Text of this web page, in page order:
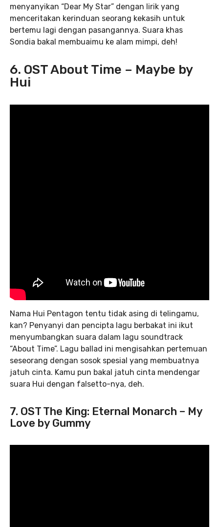
menyanyikan “Dear My Star” dengan lirik yang
menceritakan kerinduan seorang kekasih untuk
bertemu lagi dengan pasangannya. Suara khas
Sondia bakal membuaimu ke alam mimpi, deh!
6. OST About Time – Maybe by
Hui
Nama Hui Pentagon tentu tidak asing di telingamu,
kan? Penyanyi dan pencipta lagu berbakat ini ikut
menyumbangkan suara dalam lagu soundtrack
“About Time”. Lagu ballad ini mengisahkan pertemuan
seseorang dengan sosok spesial yang membuatnya
jatuh cinta. Kamu pun bakal jatuh cinta mendengar
suara Hui dengan falsetto-nya, deh.
7. OST The King: Eternal Monarch – My
Love by Gummy